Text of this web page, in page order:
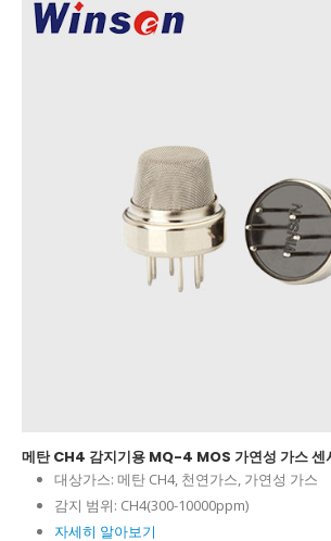
메탄 CH4 감지기용 MQ-4 MOS 가연성 가스 센
대상가스: 메탄 CH4, 천연가스, 가연성 가스
감지 범위: CH4(300-10000ppm)
자세히 알아보기